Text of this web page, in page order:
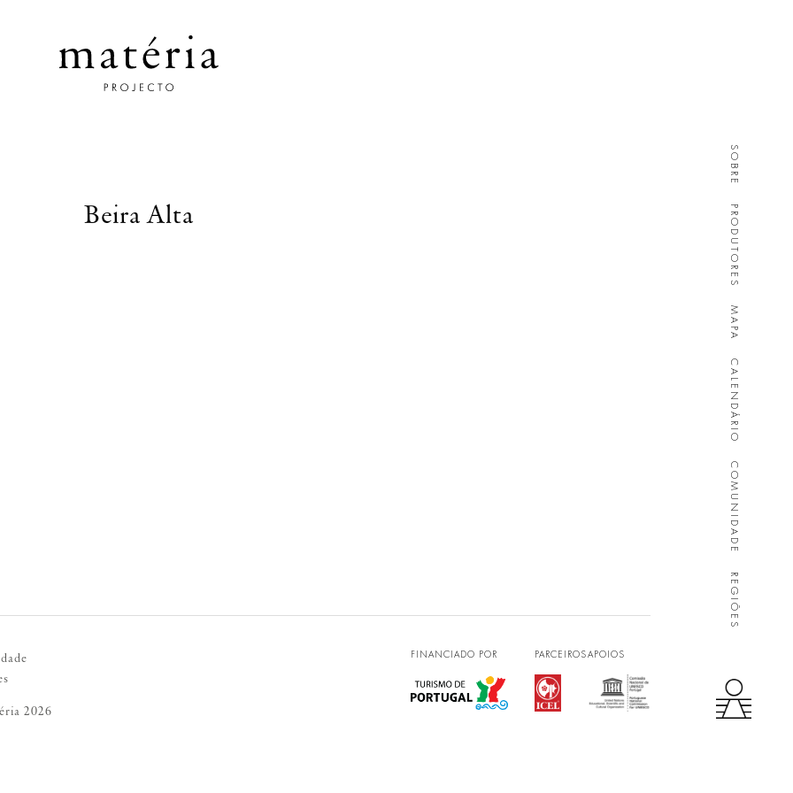
SOBRE
PRODUTORES
MAPA
CALENDÁRIO
COMUNIDADE
REGIÕES
Beira Alta
2026
FINANCIADO POR PARCEIROS APOIOS